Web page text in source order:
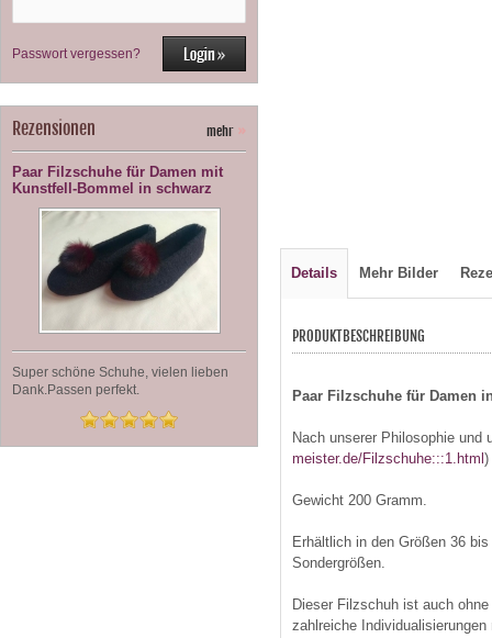
Passwort vergessen?
Rezensionen mehr
Paar Filzschuhe für Damen mit
Kunstfell-Bommel in schwarz
Super schöne Schuhe, vielen lieben
Dank.Passen perfekt.
Details Mehr Bilder
PRODUKTBESCHREIBUNG
Paar Filzschuhe für Damen
Nach unserer Philosophie
meister.de/Filzschuhe:::1.html )
Gewicht 200 Gramm.
Erhältlich in den Größen 36
Sondergrößen.
Dieser Filzschuh ist auch
zahlreiche Individualisierungen